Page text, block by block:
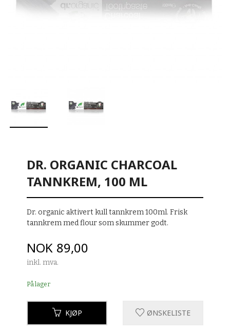
DR. ORGANIC CHARCOAL
TANNKREM, 100 ML
Dr. organic aktivert kull tannkrem 100ml. Frisk
tannkrem med flour som skummer godt.
Pris
NOK 89,00
inkl. mva.
På lager
KJØP ØNSKELISTE